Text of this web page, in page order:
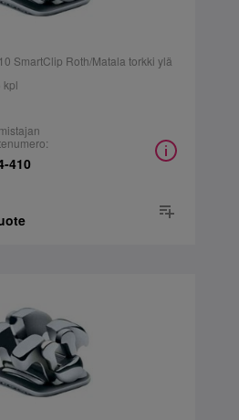
SmartClip Roth/Matala torkki ylä
kpl
410